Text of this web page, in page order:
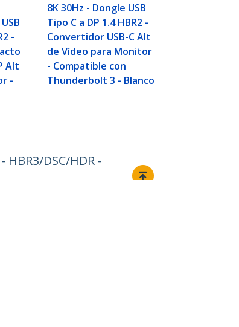
-
Alt
-
8K 30Hz - Dongle USB
Tipo C a DP 1.4 HBR2 -
Convertidor USB-C Alt
de Vídeo para Monitor
- Compatible con
Thunderbolt 3 - Blanco
DSC/HDR -